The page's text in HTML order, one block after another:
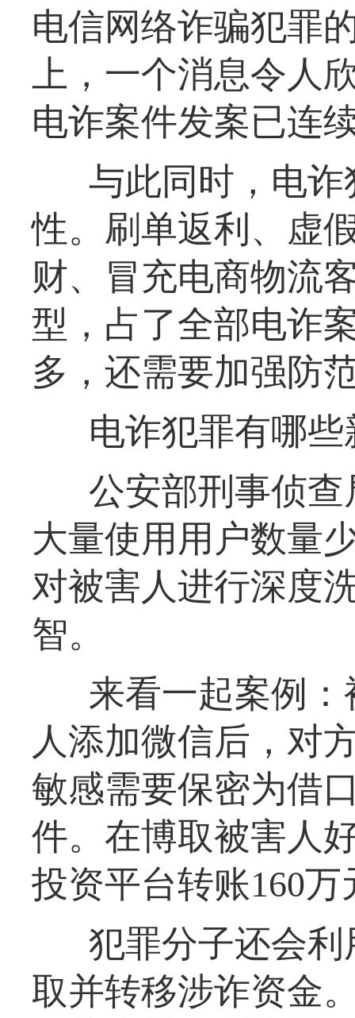
电信网络诈骗犯罪
上，一个消息令人
电诈案件发案已连
与此同时，电
性。刷单返利、虚
财、冒充电商物流
型，占了全部电诈
多，还需要加强防
电诈犯罪有哪
公安部刑事侦
大量使用用户数量
对被害人进行深度
智。
来看一起案例
人添加微信后，对
敏感需要保密为借
件。在博取被害人
投资平台转账160万
犯罪分子还会
取并转移涉诈资金